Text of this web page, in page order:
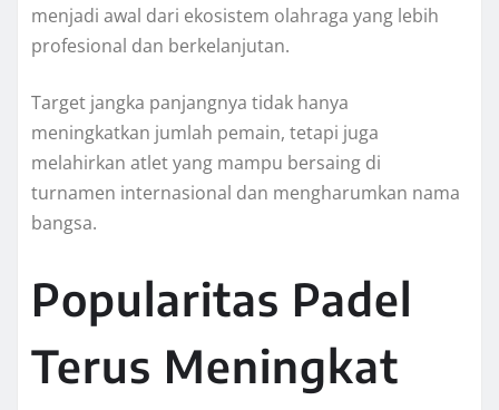
menjadi awal dari ekosistem olahraga yang lebih
profesional dan berkelanjutan.
Target jangka panjangnya tidak hanya
meningkatkan jumlah pemain, tetapi juga
melahirkan atlet yang mampu bersaing di
turnamen internasional dan mengharumkan nama
bangsa.
Popularitas Padel
Terus Meningkat